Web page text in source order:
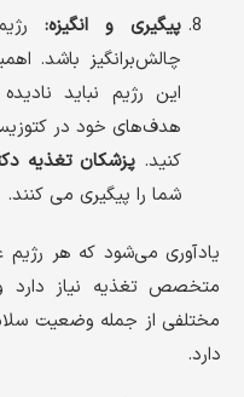
پیگیری و انگیزه:
چالش‌برانگیز باشد.
این رژیم نباید
هدف‌های خود در
کنید. پزشکان تغذیه
شما را پیگیری می کنند.
یادآوری می‌شود که هر
متخصص تغذیه نیاز دارد
مختلفی از جمله وضعیت
دارد.